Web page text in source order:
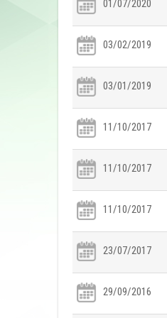
01/07/2020
03/02/2019
03/01/2019
11/10/2017
11/10/2017
11/10/2017
23/07/2017
29/09/2016